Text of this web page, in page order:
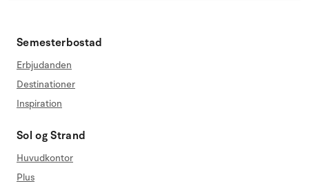
Semesterbostad
Erbjudanden
Destinationer
Inspiration
Sol og Strand
Huvudkontor
Plus